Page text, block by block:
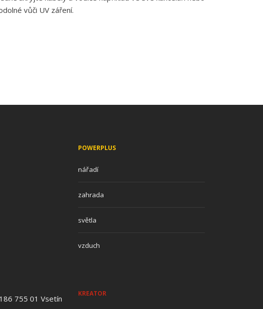
vůči UV záření.
755 01 Vsetín
POWERPLUS
nářadí
zahrada
světla
vzduch
KREATOR